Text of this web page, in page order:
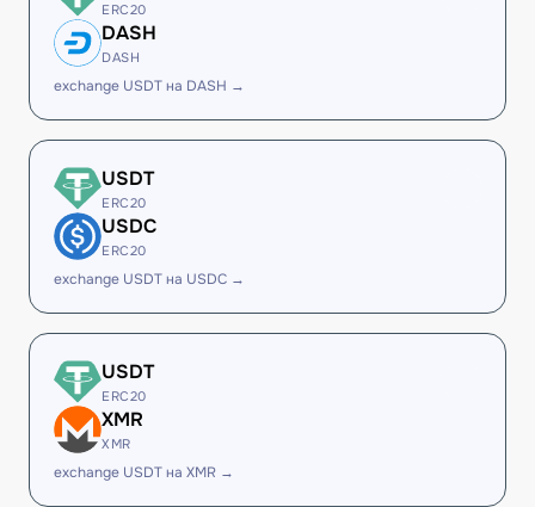
ERC20
DASH
DASH
exchange USDT на DASH →
USDT
ERC20
USDC
ERC20
exchange USDT на USDC →
USDT
ERC20
XMR
XMR
exchange USDT на XMR →